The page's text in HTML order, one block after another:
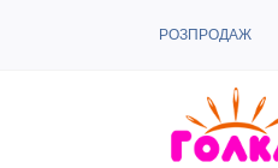
РОЗПРОДАЖ